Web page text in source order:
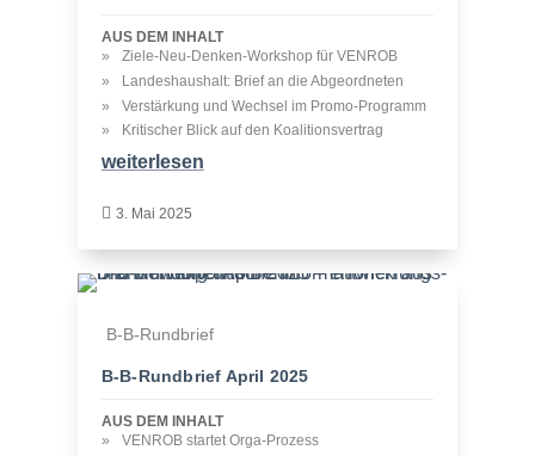
AUS DEM INHALT
Ziele-Neu-Denken-Workshop für VENROB
Landeshaushalt: Brief an die Abgeordneten
Verstärkung und Wechsel im Promo-Programm
Kritischer Blick auf den Koalitionsvertrag
weiterlesen
 3. Mai 2025
B-B-Rundbrief
B‑B-Rundbrief April 2025
AUS DEM INHALT
VENROB startet Orga-Prozess